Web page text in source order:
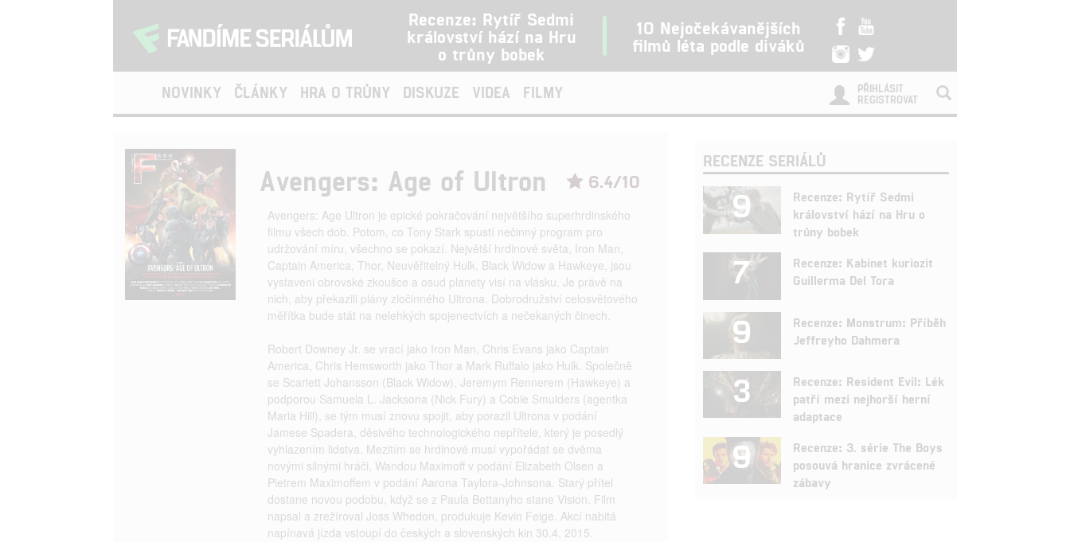
Recenze: Rytíř Sedmi
království hází na Hru
o trůny bobek
10 Nejočekávanějších
filmů léta podle diváků
NOVINKY ČLÁNKY HRA O TRŮNY DISKUZE VIDEA FILMY
PŘIHLÁSIT
REGISTROVAT
6.4/10
Avengers: Age of Ultron
Avengers: Age Ultron je epické pokračování největšího superhrdinského
filmu všech dob. Potom, co Tony Stark spustí nečinný program pro
udržování míru, všechno se pokazí. Největší hrdinové světa, Iron Man,
Captain America, Thor, Neuvěřitelný Hulk, Black Widow a Hawkeye, jsou
vystaveni obrovské zkoušce a osud planety visí na vlásku. Je právě na
nich, aby překazili plány zločinného Ultrona. Dobrodružství celosvětového
měřítka bude stát na nelehkých spojenectvích a nečekaných činech.
Robert Downey Jr. se vrací jako Iron Man, Chris Evans jako Captain
America, Chris Hemsworth jako Thor a Mark Ruffalo jako Hulk. Společně
se Scarlett Johansson (Black Widow), Jeremym Rennerem (Hawkeye) a
podporou Samuela L. Jacksona (Nick Fury) a Cobie Smulders (agentka
Maria Hill), se tým musí znovu spojit, aby porazil Ultrona v podání
Jamese Spadera, děsivého technologického nepřítele, který je posedlý
vyhlazením lidstva. Mezitím se hrdinové musí vypořádat se dvěma
novými silnými hráči, Wandou Maximoff v podání Elizabeth Olsen a
Pietrem Maximoffem v podání Aarona Taylora-Johnsona. Starý přítel
dostane novou podobu, když se z Paula Bettanyho stane Vision. Film
napsal a zrežíroval Joss Whedon, produkuje Kevin Feige. Akcí nabitá
napínavá jízda vstoupí do českých a slovenských kin 30.4. 2015.
RECENZE SERIÁLŮ
9
Recenze: Rytíř Sedmi
království hází na Hru o
trůny bobek
7
Recenze: Kabinet kuriozit
Guillerma Del Tora
9
Recenze: Monstrum: Příběh
Jeffreyho Dahmera
3
Recenze: Resident Evil: Lék
patří mezi nejhorší herní
adaptace
9
Recenze: 3. série The Boys
posouvá hranice zvrácené
zábavy